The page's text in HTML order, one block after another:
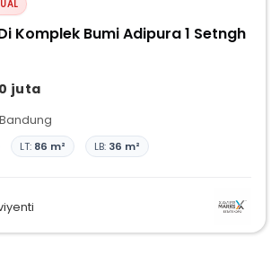
Komplek Bumi Adipura 1 Setngh
juta
Bandung
LT: 86 m² LB: 36 m²